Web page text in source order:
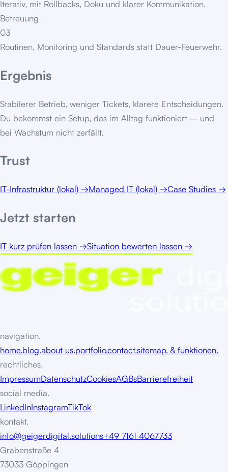
Iterativ, mit Rollbacks, Doku und klarer Kommunikation.
Betreuung
03
Routinen, Monitoring und Standards statt Dauer-Feuerwehr.
Ergebnis
Stabilerer Betrieb, weniger Tickets, klarere Entscheidungen.
Du bekommst ein Setup, das im Alltag funktioniert – und
bei Wachstum nicht zerfällt.
Trust
IT-Infrastruktur (lokal) →Managed IT (lokal) →Case Studies →
Jetzt starten
IT kurz prüfen lassen →Situation bewerten lassen →
navigation.
home.blog.about us.portfolio.contact.sitemap. & funktionen.
rechtliches.
ImpressumDatenschutzCookiesAGBsBarrierefreiheit
social media.
LinkedInInstagramTikTok
kontakt.
info@geigerdigital.solutions+49 7161 4067733
Grabenstraße 4
73033 Göppingen